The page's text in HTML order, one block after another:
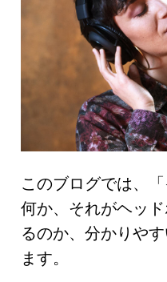
このブログでは、
何か、それがヘッ
るのか、分かりや
ます。